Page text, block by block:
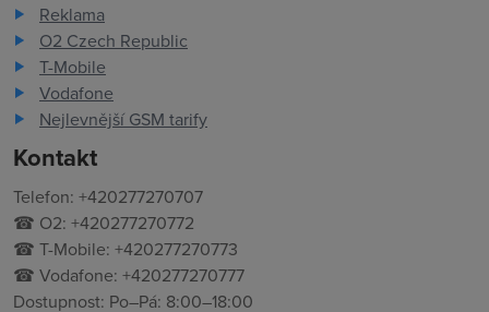
Reklama
O2 Czech Republic
T-Mobile
Vodafone
Nejlevnější GSM tarify
Kontakt
Telefon: +420277270707
☎ O2: +420277270772
☎ T-Mobile: +420277270773
☎ Vodafone: +420277270777
Dostupnost: Po–Pá: 8:00–18:00